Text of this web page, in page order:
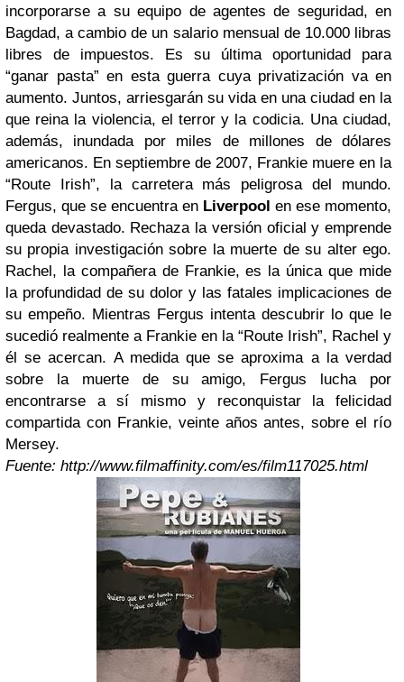
incorporarse a su equipo de agentes de seguridad, en
Bagdad, a cambio de un salario mensual de 10.000 libras
libres de impuestos. Es su última oportunidad para
“ganar pasta” en esta guerra cuya privatización va en
aumento. Juntos, arriesgarán su vida en una ciudad en la
que reina la violencia, el terror y la codicia. Una ciudad,
además, inundada por miles de millones de dólares
americanos. En septiembre de 2007, Frankie muere en la
“Route Irish”, la carretera más peligrosa del mundo.
Fergus, que se encuentra en Liverpool en ese momento,
queda devastado. Rechaza la versión oficial y emprende
su propia investigación sobre la muerte de su alter ego.
Rachel, la compañera de Frankie, es la única que mide
la profundidad de su dolor y las fatales implicaciones de
su empeño. Mientras Fergus intenta descubrir lo que le
sucedió realmente a Frankie en la “Route Irish”, Rachel y
él se acercan. A medida que se aproxima a la verdad
sobre la muerte de su amigo, Fergus lucha por
encontrarse a sí mismo y reconquistar la felicidad
compartida con Frankie, veinte años antes, sobre el río
Mersey.
Fuente: http://www.filmaffinity.com/es/film117025.html